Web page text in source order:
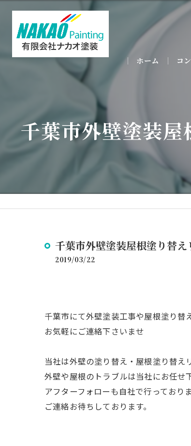
ホーム コ
千葉市外壁塗装
千葉市外壁塗装屋根塗り替
2019/03/22
千葉市にて外壁塗装工事や屋根塗り
お気軽にご連絡下さいませ
当社は外壁の塗り替え・屋根塗り替え
外壁や屋根のトラブルは当社にお任せ
アフターフォローも自社で行っておりま
ご連絡お待ちしております。